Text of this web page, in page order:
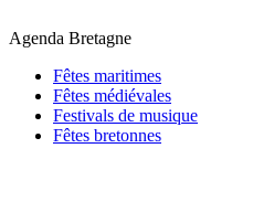
Agenda Bretagne
Fêtes maritimes
Fêtes médiévales
Festivals de musique
Fêtes bretonnes